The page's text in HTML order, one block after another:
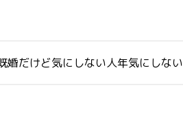
だけど気にしない人年気にしな